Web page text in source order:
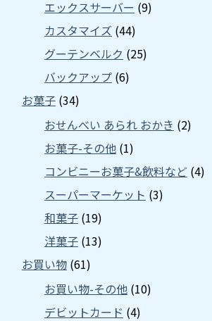
エックスサーバー (9)
カスタマイズ (44)
グーテンベルク (25)
バックアップ (6)
お菓子 (34)
おせんべい あられ おかき (2)
お菓子-その他 (1)
コンビニーお菓子&飲料など (4)
スーパーマーケット (3)
和菓子 (19)
洋菓子 (13)
お買い物 (61)
お買い物-その他 (10)
デビットカード (4)